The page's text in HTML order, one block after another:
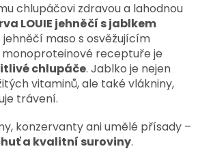
chlupáčovi zdravou a lahodnou
LOUIE jehněčí s jablkem
jehněčí maso s osvěžujícím
monoproteinové receptuře je
chlupáče. Jablko je nejen
vitaminů, ale také vlákniny,
trávení.
konzervanty ani umělé přísady –
a kvalitní suroviny.